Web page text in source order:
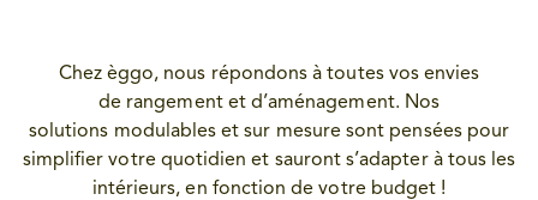
Chez èggo, nous répondons à toutes vos envies
de rangement et d’aménagement. Nos
solutions modulables et sur mesure sont pensées pour
simplifier votre quotidien et sauront s’adapter à tous les
intérieurs, en fonction de votre budget !